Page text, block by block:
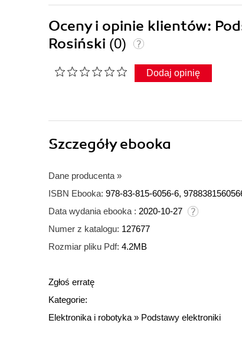
Oceny i opinie klientów:
Rosiński (0)
Dodaj opinię
Szczegółyebooka
Dane producenta »
ISBN Ebooka: 978-83-815-6056-6,
Data wydania ebooka : 2020-10-27
Numer z katalogu: 127677
Rozmiar pliku Pdf: 4.2MB
Zgłoś erratę
Kategorie:
Elektronika i robotyka » Podstawy elektroniki